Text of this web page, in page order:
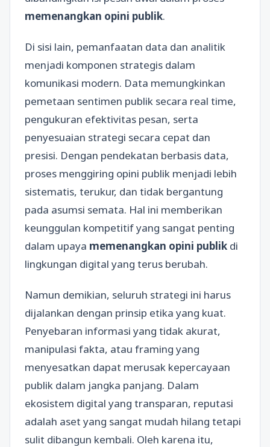
memenangkan opini publik.
Di sisi lain, pemanfaatan data dan analitik
menjadi komponen strategis dalam
komunikasi modern. Data memungkinkan
pemetaan sentimen publik secara real time,
pengukuran efektivitas pesan, serta
penyesuaian strategi secara cepat dan
presisi. Dengan pendekatan berbasis data,
proses menggiring opini publik menjadi lebih
sistematis, terukur, dan tidak bergantung
pada asumsi semata. Hal ini memberikan
keunggulan kompetitif yang sangat penting
dalam upaya memenangkan opini publik di
lingkungan digital yang terus berubah.
Namun demikian, seluruh strategi ini harus
dijalankan dengan prinsip etika yang kuat.
Penyebaran informasi yang tidak akurat,
manipulasi fakta, atau framing yang
menyesatkan dapat merusak kepercayaan
publik dalam jangka panjang. Dalam
ekosistem digital yang transparan, reputasi
adalah aset yang sangat mudah hilang tetapi
sulit dibangun kembali. Oleh karena itu,